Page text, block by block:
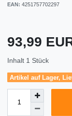
EAN: 4251757702297
93,99
Inhalt 1 Stück
Artikel auf Lager,